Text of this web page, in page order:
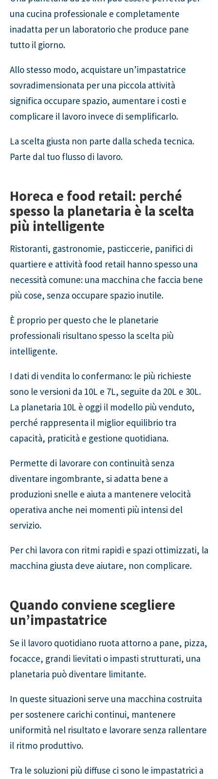
una cucina professionale e completamente
inadatta per un laboratorio che produce pane
tutto il giorno.
Allo stesso modo, acquistare un’impastatrice
sovradimensionata per una piccola attività
significa occupare spazio, aumentare i costi e
complicare il lavoro invece di semplificarlo.
La scelta giusta non parte dalla scheda tecnica.
Parte dal tuo flusso di lavoro.
Horeca e food retail: perché
spesso la planetaria è la scelta
più intelligente
Ristoranti, gastronomie, pasticcerie, panifici di
quartiere e attività food retail hanno spesso una
necessità comune: una macchina che faccia bene
più cose, senza occupare spazio inutile.
È proprio per questo che le planetarie
professionali risultano spesso la scelta più
intelligente.
I dati di vendita lo confermano: le più richieste
sono le versioni da 10L e 7L, seguite da 20L e 30L.
La planetaria 10L è oggi il modello più venduto,
perché rappresenta il miglior equilibrio tra
capacità, praticità e gestione quotidiana.
Permette di lavorare con continuità senza
diventare ingombrante, si adatta bene a
produzioni snelle e aiuta a mantenere velocità
operativa anche nei momenti più intensi del
servizio.
Per chi lavora con ritmi rapidi e spazi ottimizzati, la
macchina giusta deve aiutare, non complicare.
Quando conviene scegliere
un’impastatrice
Se il lavoro quotidiano ruota attorno a pane, pizza,
focacce, grandi lievitati o impasti strutturati, una
planetaria può diventare limitante.
In queste situazioni serve una macchina costruita
per sostenere carichi continui, mantenere
uniformità nel risultato e lavorare senza rallentare
il ritmo produttivo.
Tra le soluzioni più diffuse ci sono le impastatrici a